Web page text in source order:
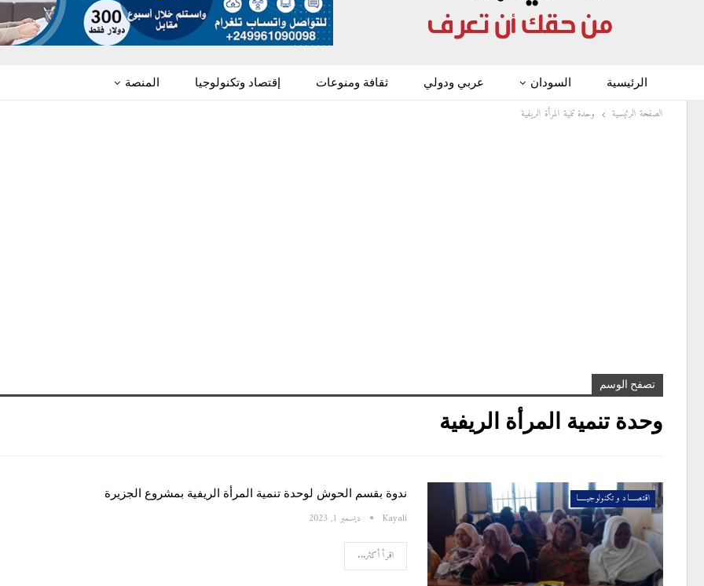
الرئيسية السودان عربي ودولي ثقافة ومنوعات إقتصاد وتكنولوجيا المنصة
الصفحة الرئيسية وحدة تنمية المرأة الريفية
تصفح الوسم
وحدة تنمية المرأة الريفية
اقتصــــاد و تكنولوجيـــــا ندوة بقسم الحوش لوحدة تنمية المرأة الريفية بمشروع الجزيرة
Kayali ديسمبر 1, 2023
اقرأ أكثر...